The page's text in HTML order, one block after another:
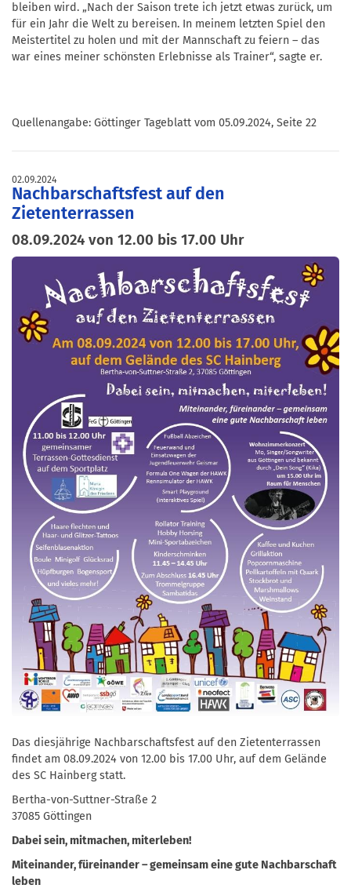
bleiben wird. „Nach der Saison trete ich jetzt etwas zurück, um
für ein Jahr die Welt zu bereisen. In meinem letzten Spiel den
Meistertitel zu holen und mit der Mannschaft zu feiern – das
war eines meiner schönsten Erlebnisse als Trainer“, sagte er.
Quellenangabe: Göttinger Tageblatt vom 05.09.2024, Seite 22
02.09.2024
Nachbarschaftsfest auf den
Zietenterrassen
08.09.2024 von 12.00 bis 17.00 Uhr
Das diesjährige Nachbarschaftsfest auf den Zietenterrassen
findet am 08.09.2024 von 12.00 bis 17.00 Uhr, auf dem Gelände
des SC Hainberg statt.
Bertha-von-Suttner-Straße 2
37085 Göttingen
Dabei sein, mitmachen, miterleben!
Miteinander, füreinander – gemeinsam eine gute Nachbarschaft
leben